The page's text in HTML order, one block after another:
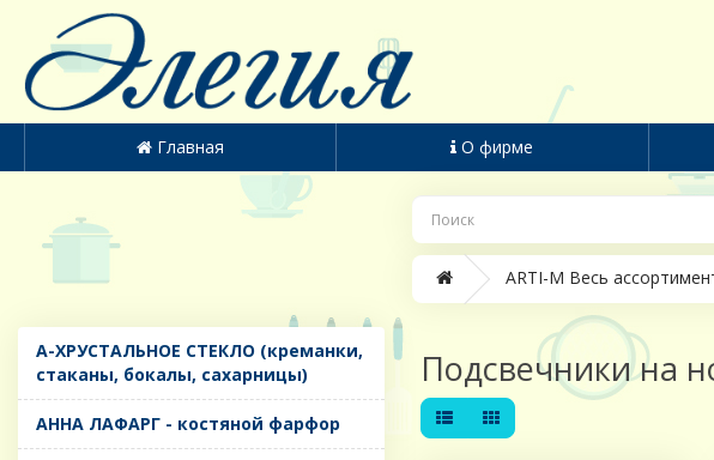
Главная О фирме
ARTI-M Весь
A-ХРУСТАЛЬНОЕ СТЕКЛО (креманки,
стаканы, бокалы, сахарницы)
AHHA ЛАФАРГ - костяной фарфор
Подсвечники на